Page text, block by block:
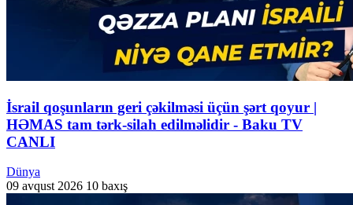
İsrail qoşunların geri çəkilməsi üçün şərt qoyur |
HƏMAS tam tərk-silah edilməlidir - Baku TV
CANLI
Dünya
09 avqust 2026 10 baxış